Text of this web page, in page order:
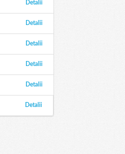
Detalii
Detalii
Detalii
Detalii
Detalii
Detalii